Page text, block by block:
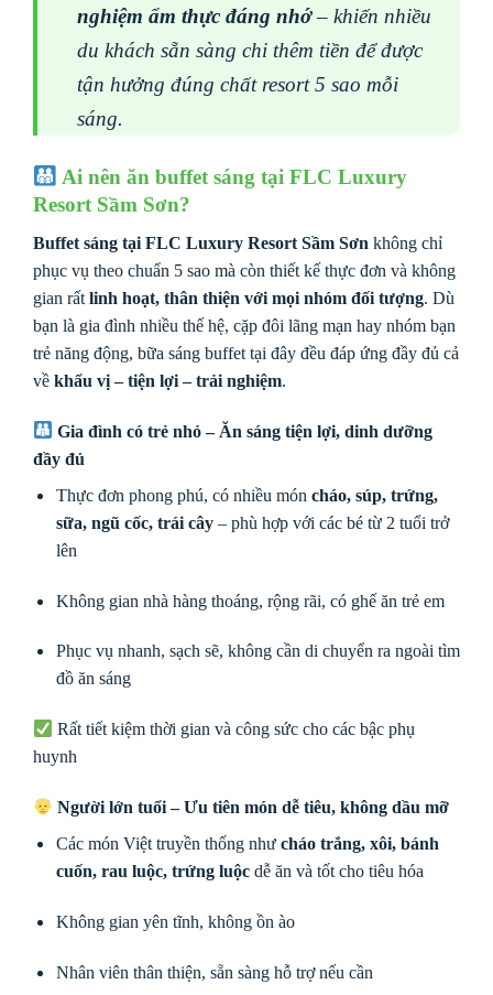
nghiệm ẩm thực đáng nhớ– khiến nhiều
du khách sẵn sàng chi thêm tiền để được
tận hưởng đúng chất resort 5 sao mỗi
sáng.
Ai nên ăn buffet sáng tại FLC Luxury
Resort Sầm Sơn?
Buffet sáng tại FLC Luxury Resort Sầm Sơn không chỉ
phục vụ theo chuẩn 5 sao mà còn thiết kế thực đơn và không
gian rất linh hoạt, thân thiện với mọi nhóm đối tượng. Dù
bạn là gia đình nhiều thế hệ, cặp đôi lãng mạn hay nhóm bạn
trẻ năng động, bữa sáng buffet tại đây đều đáp ứng đầy đủ cả
về khẩu vị – tiện lợi – trải nghiệm.
Gia đình có trẻ nhỏ – Ăn sáng tiện lợi, dinh dưỡng
đầy đủ
Thực đơn phong phú, có nhiều món cháo, súp, trứng,
sữa, ngũ cốc, trái cây– phù hợp với các bé từ 2 tuổi trở
lên
Không gian nhà hàng thoáng, rộng rãi, có ghế ăn trẻ em
Phục vụ nhanh, sạch sẽ, không cần di chuyển ra ngoài tìm
đồ ăn sáng
Rất tiết kiệm thời gian và công sức cho các bậc phụ
huynh
Người lớn tuổi – Ưu tiên món dễ tiêu, không dầu mỡ
Các món Việt truyền thống như cháo trắng, xôi, bánh
cuốn, rau luộc, trứng luộcdễ ăn và tốt cho tiêu hóa
Không gian yên tĩnh, không ồn ào
Nhân viên thân thiện, sẵn sàng hỗ trợ nếu cần